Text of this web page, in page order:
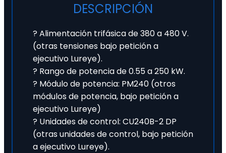
DESCRIPCIÓN
? Alimentación trifásica de 380 a 480 V.
(otras tensiones bajo petición a
ejecutivo Lureye).
? Rango de potencia de 0.55 a 250 kW.
? Módulo de potencia: PM240 (otros
módulos de potencia, bajo petición a
ejecutivo Lureye)
? Unidades de control: CU240B-2 DP
(otras unidades de control, bajo petición
a ejecutivo Lureye).